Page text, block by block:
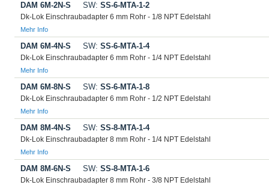
DAM 6M-2N-S SW: SS-6-MTA-1-2
Dk-Lok Einschraubadapter 6 mm Rohr - 1/8 NPT Edelstahl
Mehr Info
DAM 6M-4N-S SW: SS-6-MTA-1-4
Dk-Lok Einschraubadapter 6 mm Rohr - 1/4 NPT Edelstahl
Mehr Info
DAM 6M-8N-S SW: SS-6-MTA-1-8
Dk-Lok Einschraubadapter 6 mm Rohr - 1/2 NPT Edelstahl
Mehr Info
DAM 8M-4N-S SW: SS-8-MTA-1-4
Dk-Lok Einschraubadapter 8 mm Rohr - 1/4 NPT Edelstahl
Mehr Info
DAM 8M-6N-S SW: SS-8-MTA-1-6
Dk-Lok Einschraubadapter 8 mm Rohr - 3/8 NPT Edelstahl